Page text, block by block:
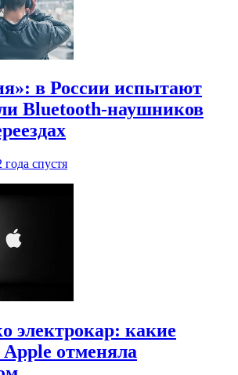
в России испытают
Bluetooth-наушников
года спустя
электрокар: какие
отменяла